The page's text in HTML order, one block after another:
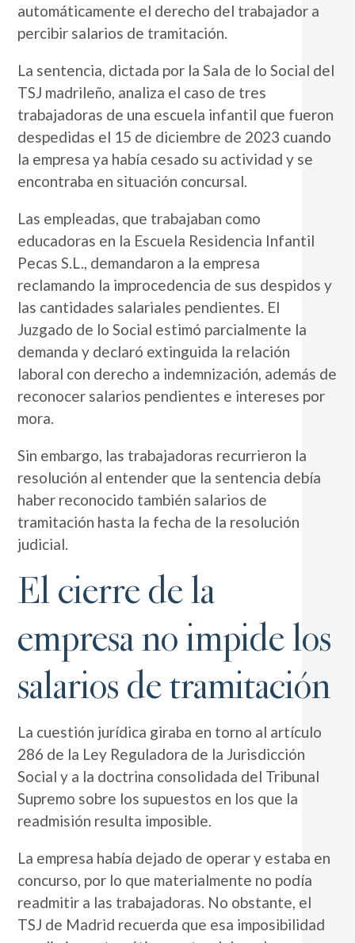
automáticamente el derecho del trabajador a
percibir salarios de tramitación.
La sentencia, dictada por la Sala de lo Social del
TSJ madrileño, analiza el caso de tres
trabajadoras de una escuela infantil que fueron
despedidas el 15 de diciembre de 2023 cuando
la empresa ya había cesado su actividad y se
encontraba en situación concursal.
Las empleadas, que trabajaban como
educadoras en la Escuela Residencia Infantil
Pecas S.L., demandaron a la empresa
reclamando la improcedencia de sus despidos y
las cantidades salariales pendientes. El
Juzgado de lo Social estimó parcialmente la
demanda y declaró extinguida la relación
laboral con derecho a indemnización, además de
reconocer salarios pendientes e intereses por
mora.
Sin embargo, las trabajadoras recurrieron la
resolución al entender que la sentencia debía
haber reconocido también salarios de
tramitación hasta la fecha de la resolución
judicial.
El cierre de la
empresa no impide los
salarios de tramitación
La cuestión jurídica giraba en torno al artículo
286 de la Ley Reguladora de la Jurisdicción
Social y a la doctrina consolidada del Tribunal
Supremo sobre los supuestos en los que la
readmisión resulta imposible.
La empresa había dejado de operar y estaba en
concurso, por lo que materialmente no podía
readmitir a las trabajadoras. No obstante, el
TSJ de Madrid recuerda que esa imposibilidad